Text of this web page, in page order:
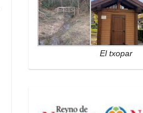
El txopar